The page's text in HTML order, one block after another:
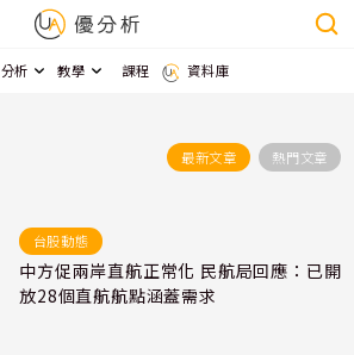
分析 教學 課程 資料庫
最新文章 熱門文章
台股動態
中方促兩岸直航正常化 民航局回應：已開
放28個直航航點涵蓋需求